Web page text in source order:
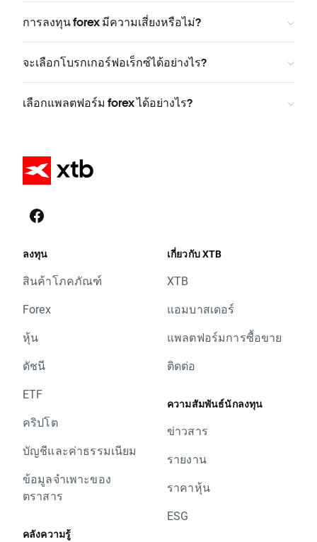
การลงทุน forex มีความเสี่ยงหรือไม่?
จะเลือกโบรกเกอร์ฟอเร็กซ์ได้อย่างไร?
เลือกแพลตฟอร์ม forex ได้อย่างไร?
ลงทุน
สินค้าโภคภัณฑ์
Forex
หุ้น
ดัชนี
ETF
คริปโต
บัญชีและค่าธรรมเนียม
ข้อมูลจำเพาะของ
ตราสาร
คลังความรู้
เกี่ยวกับ XTB
XTB
แอมบาสเดอร์
แพลตฟอร์มการซื้อขาย
ติดต่อ
ความสัมพันธ์นักลงทุน
ข่าวสาร
รายงาน
ราคาหุ้น
ESG